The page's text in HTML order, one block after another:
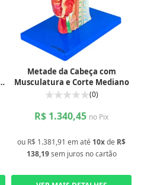
Metade da Cabeça com
Musculatura e Corte Mediano
(0)
R$ 1.340,45 no Pix
ou R$ 1.381,91 em até 10xde R$
138,19 sem juros no cartão